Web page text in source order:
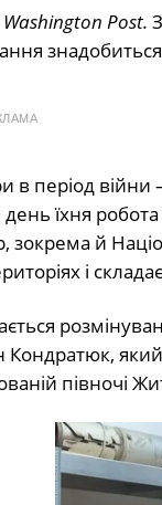
Washington Post.
в період
їхня
зокрема й
і
Кондратюк,
півночі